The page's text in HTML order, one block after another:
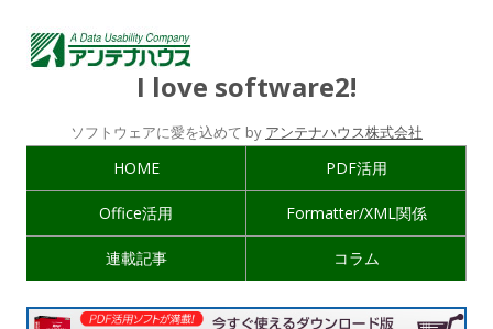
I love software2!
ソフトウェアに愛を込めて by アンテナハウス株式会社
HOME PDF活用
Office活用 Formatter/XML関係
連載記事 コラム